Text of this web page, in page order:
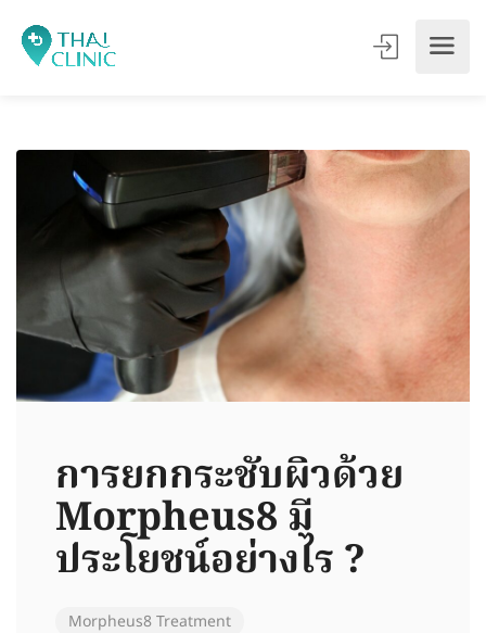
การยกกระชับผิวด้วย
Morpheus8 มี
ประโยชน์อย่างไร ?
Morpheus8 Treatment